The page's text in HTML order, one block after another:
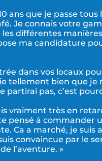
ans que je passe
Je connais votre
différentes manières
ma candidature
dans vos locaux
tellement bien que je
partirai pas, c’est
vraiment très en
pensé à commander
Ca a marché, je suis
convaincue par le
l’aventure. »